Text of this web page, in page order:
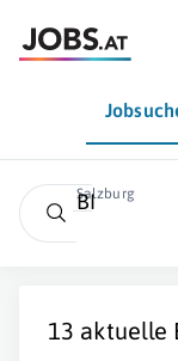
Salzburg
BI
13 aktuelle